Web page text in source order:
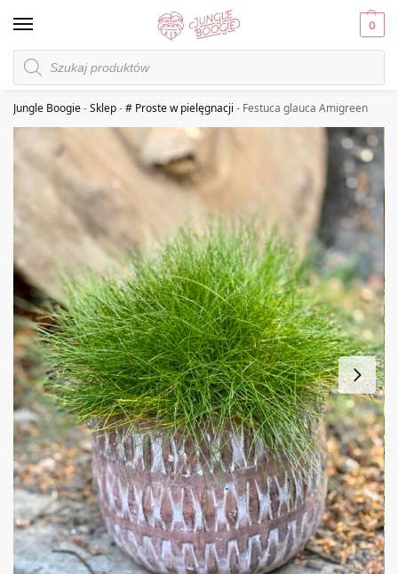
0
Jungle Boogie-Sklep-# Proste w pielęgnacji - Festuca glauca Amigreen